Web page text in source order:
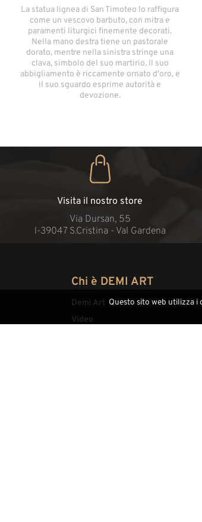
La statua lignea di San Timoteo lo raffigura
come un vescovo barbuto, con mitra e
paramenti liturgici finemente decorati.
Nella mano destra tiene un pastorale
dorato, mentre nella sinistra stringe una
clava, simbolo del suo martirio. Il suo
abbigliamento è riccamente ornato d'oro, e
il suo sguardo esprime autorità e
devozione.
Visita il nostro store
Via Dursan, 55
l-39047 S.Cristina - Val Gardena
Chi è DEMI ART
Demi Art
Video
Questo sito web utilizza i